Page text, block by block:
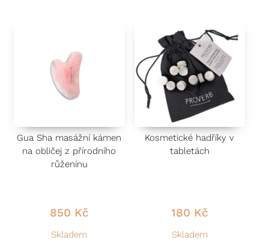
5
Gua Sha masážní kámen
na obličej z přírodního
růženínu
850 Kč
Skladem
Kosmetické hadříky v
tabletách
180 Kč
Skladem